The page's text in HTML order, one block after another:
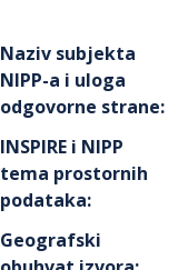
Naziv subjekta
NIPP-a i uloga
odgovorne strane:
INSPIRE i NIPP
tema prostornih
podataka:
Geografski